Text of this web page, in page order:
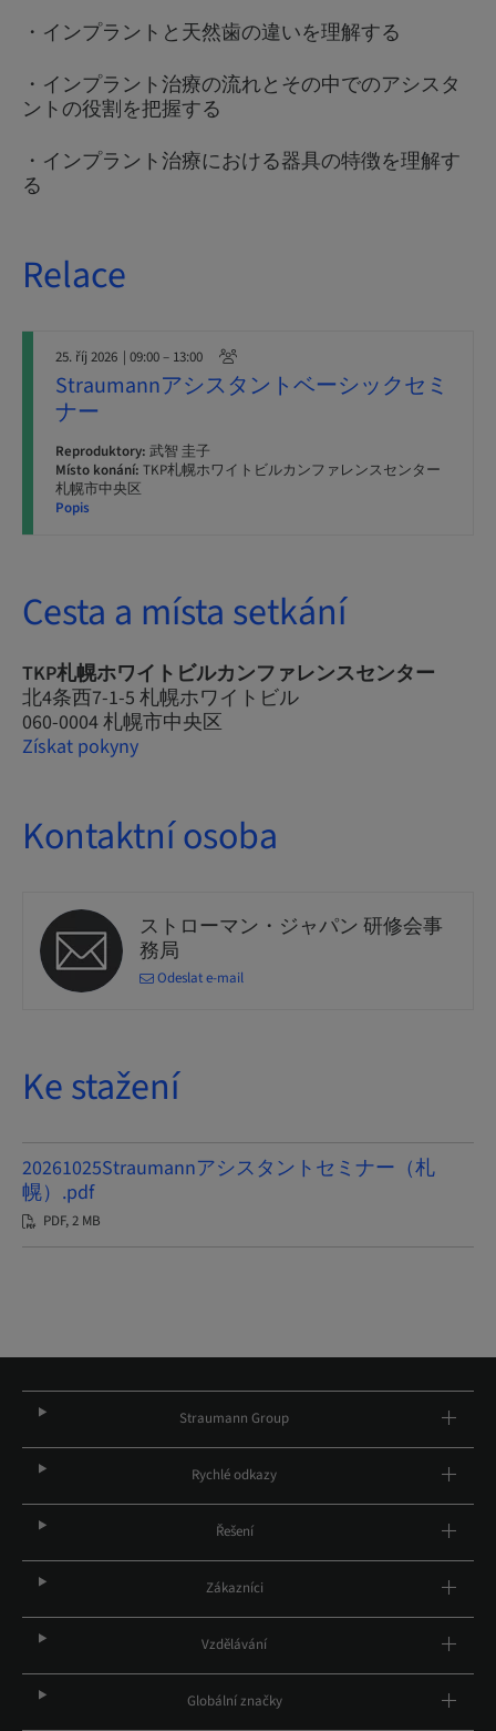
・インプラントと天然歯の違いを理解する
・インプラント治療の流れとその中でのアシスタ
ントの役割を把握する
・インプラント治療における器具の特徴を理解す
る
Relace
25. říj 2026 | 09:00 – 13:00
Straumannアシスタントベーシックセミ
ナー
Reproduktory: 武智 圭子
Místo konání: TKP札幌ホワイトビルカンファレンスセンター
札幌市中央区
Popis
Cesta a místa setkání
TKP札幌ホワイトビルカンファレンスセンター
北4条西7-1-5 札幌ホワイトビル
060-0004 札幌市中央区
Získat pokyny
Kontaktní osoba
ストローマン・ジャパン 研修会事
務局
Odeslat e-mail
Ke stažení
20261025Straumannアシスタントセミナー（札
幌）.pdf
PDF, 2 MB
Straumann Group
Rychlé odkazy
Řešení
Zákazníci
Vzdělávání
Globální značky